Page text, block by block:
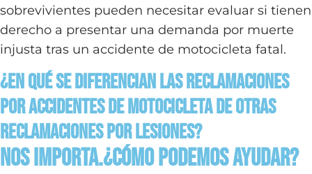
sobrevivientes pueden necesitar evaluar si tienen
derecho a presentar una demanda por muerte
injusta tras un accidente de motocicleta fatal.
¿En Qué Se Diferencian las Reclamaciones
por Accidentes de Motocicleta de Otras
Reclamaciones por Lesiones?
Nos Importa.¿Cómo podemos ayudar?